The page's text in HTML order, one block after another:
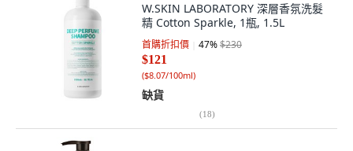
W.SKIN LABORATORY 深層香氛洗髮
精 Cotton Sparkle, 1瓶, 1.5L
首購折扣價 47%$230
$121
($8.07/100ml)
缺貨
(18)